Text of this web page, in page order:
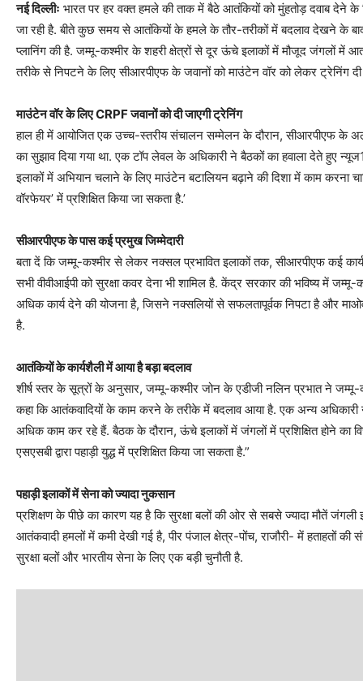
नई दिल्लीः भारत पर हर वक्त हमले की ताक में बैठे आतंकियों को मुंहतोड़ दवाब देने के
जा रही है. बीते कुछ समय से आतंकियों के हमले के तौर-तरीकों में बदलाव देखने के
प्लानिंग की है. जम्मू-कश्मीर के शहरी क्षेत्रों से दूर ऊंचे इलाकों में मौजूद जंगलों
तरीके से निपटने के लिए सीआरपीएफ के जवानों को माउंटेन वॉर को लेकर ट्रेनिंग दी
माउंटेन वॉर के लिए CRPF जवानों को दी जाएगी ट्रेनिंग
हाल ही में आयोजित एक उच्च-स्तरीय संचालन सम्मेलन के दौरान, सीआरपीएफ के
का सुझाव दिया गया था. एक टॉप लेवल के अधिकारी ने बैठकों का हवाला देते हुए
इलाकों में अभियान चलाने के लिए माउंटेन बटालियन बढ़ाने की दिशा में काम करना
वॉरफेयर’ में प्रशिक्षित किया जा सकता है.’
सीआरपीएफ के पास कई प्रमुख जिम्मेदारी
बता दें कि जम्मू-कश्मीर से लेकर नक्सल प्रभावित इलाकों तक, सीआरपीएफ कई
सभी वीवीआईपी को सुरक्षा कवर देना भी शामिल है. केंद्र सरकार की भविष्य में
अधिक कार्य देने की योजना है, जिसने नक्सलियों से सफलतापूर्वक निपटा है और
है.
आतंकियों के कार्यशैली में आया है बड़ा बदलाव
शीर्ष स्तर के सूत्रों के अनुसार, जम्मू-कश्मीर जोन के एडीजी नलिन प्रभात ने जम्मू-
कहा कि आतंकवादियों के काम करने के तरीके में बदलाव आया है. एक अन्य अधिकारी
अधिक काम कर रहे हैं. बैठक के दौरान, ऊंचे इलाकों में जंगलों में प्रशिक्षित होने का
एसएसबी द्वारा पहाड़ी युद्ध में प्रशिक्षित किया जा सकता है.”
पहाड़ी इलाकों में सेना को ज्यादा नुकसान
प्रशिक्षण के पीछे का कारण यह है कि सुरक्षा बलों की ओर से सबसे ज्यादा मौतें
आतंकवादी हमलों में कमी देखी गई है, पीर पंजाल क्षेत्र-पोंच, राजौरी- में हताहतों
सुरक्षा बलों और भारतीय सेना के लिए एक बड़ी चुनौती है.